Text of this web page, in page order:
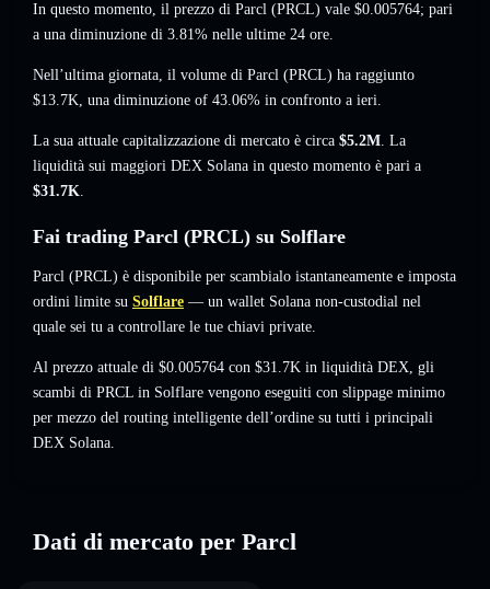
In questo momento, il prezzo di Parcl (PRCL) vale $0.005764; pari
a una diminuzione di 3.81% nelle ultime 24 ore.
Nell’ultima giornata, il volume di Parcl (PRCL) ha raggiunto
$13.7K, una diminuzione of 43.06% in confronto a ieri.
La sua attuale capitalizzazione di mercato è circa $5.2M. La
liquidità sui maggiori DEX Solana in questo momento è pari a
$31.7K.
Fai trading Parcl (PRCL) su Solflare
Parcl (PRCL) è disponibile per scambialo istantaneamente e imposta
ordini limite su Solflare — un wallet Solana non-custodial nel
quale sei tu a controllare le tue chiavi private.
Al prezzo attuale di $0.005764 con $31.7K in liquidità DEX, gli
scambi di PRCL in Solflare vengono eseguiti con slippage minimo
per mezzo del routing intelligente dell’ordine su tutti i principali
DEX Solana.
Dati di mercato per Parcl